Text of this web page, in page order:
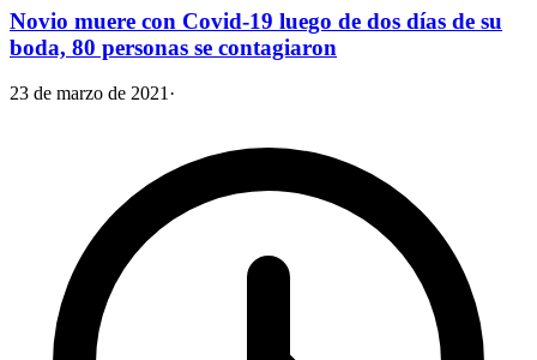
Novio muere con Covid-19 luego de dos días de su
boda, 80 personas se contagiaron
23 de marzo de 2021·